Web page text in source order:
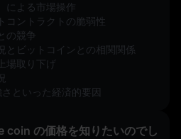
による市場操作
コントラクトの脆弱性
の競争
とビットコインとの相関関係
場取り下げ
といった経済的要因
coin の価格を知りたいのでし